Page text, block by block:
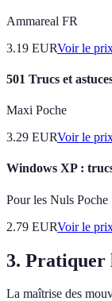
Ammareal FR
3.19 EURVoir le
501 Trucs et
Maxi Poche
3.29 EURVoir le
Windows XP :
Pour les Nuls Poche
2.79 EURVoir le
3. Pratiquer
La maîtrise des